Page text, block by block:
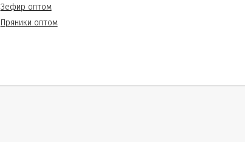
Зефир оптом
Пряники оптом